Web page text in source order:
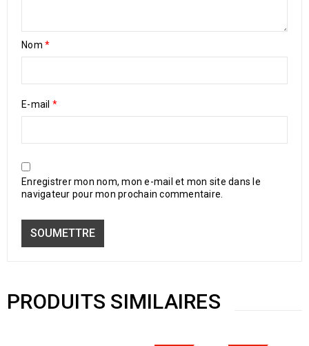
Nom *
E-mail *
Enregistrer mon nom, mon e-mail et mon site dans le
navigateur pour mon prochain commentaire.
PRODUITS SIMILAIRES